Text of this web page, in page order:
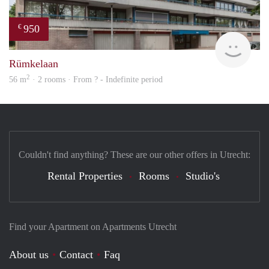
€ 950
Rümkelaan
56 m2 · 2 rooms · From ? - Indefinite period
Find your Apartment on Apartments Utrecht
About us Contact Faq
Couldn't find anything? These are our other offers in Utrecht:
Rental Properties Rooms Studio's